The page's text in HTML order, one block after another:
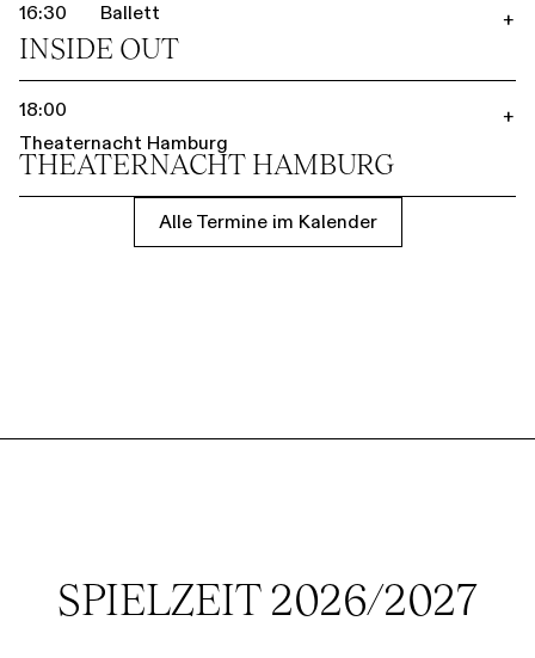
16:30 Ballett
INSIDE OUT
+
18:00
Theaternacht Hamburg
THEATER­NACHT HAMBURG
+
Alle Termine im Kalender
SPIELZEIT 2026/2027